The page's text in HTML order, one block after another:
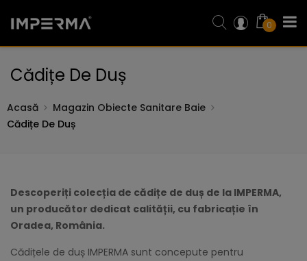
0
Cădițe De Duș
Acasă
Magazin Obiecte Sanitare Baie
Cădițe De Duș
Descoperiți colecția de cădițe de duș de la IMPERMA,
un producător dedicat calității, cu fabricație în
Oradea, România.
Cădițele de duș IMPERMA sunt concepute pentru